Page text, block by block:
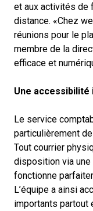
et aux activités de
distance. «Chez
réunions pour le
membre de la
efficace et
Une accessibilité
Le service
particulièrement
Tout courrier
disposition via
fonctionne
L’équipe a ainsi
importants partout